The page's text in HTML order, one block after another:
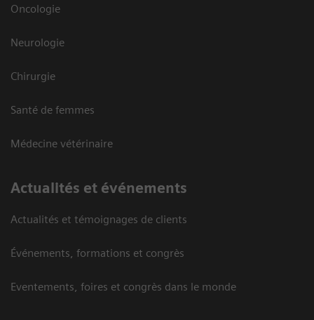
Oncologie
Neurologie
Chirurgie
Santé de femmes
Médecine vétérinaire
Actualités et événements
Actualités et témoignages de clients
Événements, formations et congrès
Eventements, foires et congrès dans le monde